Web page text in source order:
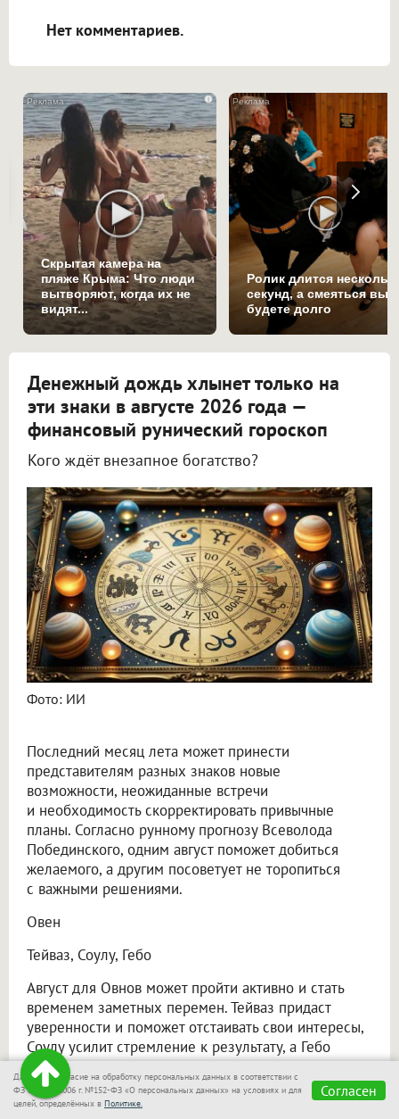
Нет комментариев.
i
Скрытая камера на
пляже Крыма: Что люди
вытворяют, когда их не
видят...
Ролик длится
секунд, а смеяться вы
будете долго
Денежный дождь хлынет только на
эти знаки в августе 2026 года —
финансовый рунический гороскоп
Кого ждёт внезапное богатство?
Фото: ИИ
Последний месяц лета может принести
представителям разных знаков новые
возможности, неожиданные встречи
и необходимость скорректировать привычные
планы. Согласно рунному прогнозу Всеволода
Побединского, одним август поможет добиться
желаемого, а другим посоветует не торопиться
с важными решениями.
Овен
Тейваз, Соулу, Гебо
Август для Овнов может пройти активно и стать
временем заметных перемен. Тейваз придаст
уверенности и поможет отстаивать свои интересы,
Соулу усилит стремление к результату, а Гебо
напомнит о значении сотрудничества. В некоторых
ситуациях добиться цели будет проще вместе
с другими.
Даю своё согласие на обработку персональных данных в соответствии с
ФЗ от 27.07.2006 г. №152-ФЗ «О персональных данных» на условиях и для
целей, определённых в Политике.
Согласен